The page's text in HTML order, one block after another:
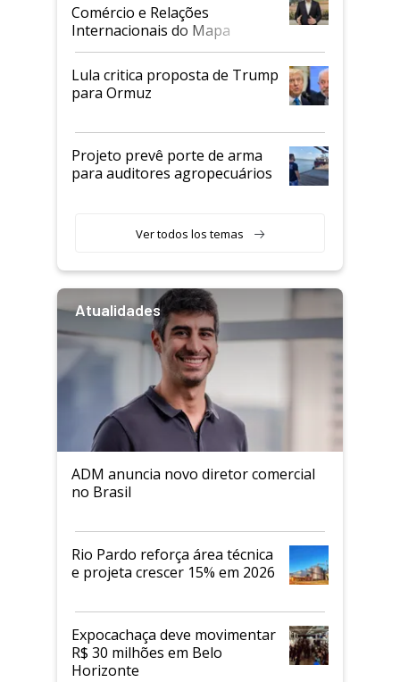
Comércio e Relações
Internacionais do Mapa
Lula critica proposta de Trump
para Ormuz
Projeto prevê porte de arma
para auditores agropecuários
Ver todos los temas
Atualidades
ADM anuncia novo diretor comercial
no Brasil
Rio Pardo reforça área técnica
e projeta crescer 15% em 2026
Expocachaça deve movimentar
R$ 30 milhões em Belo
Horizonte